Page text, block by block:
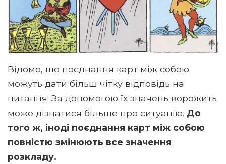
Відомо, що поєднання карт між собою
можуть дати більш чітку відповідь на
питання. За допомогою їх значень ворожить
може дізнатися більше про ситуацію. До
того ж, іноді поєднання карт між собою
повністю змінюють все значення
розкладу.